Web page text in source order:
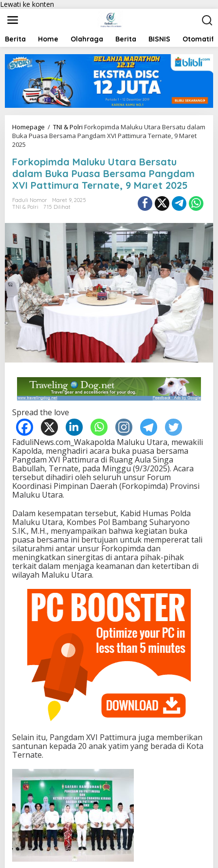
Lewati ke konten
Berita Home Olahraga Berita BISNIS Otomatif
Homepage / TNI & Polri Forkopimda Maluku Utara Bersatu dalam
Buka Puasa Bersama Pangdam XVI Pattimura Ternate, 9 Maret
2025
Forkopimda Maluku Utara Bersatu
dalam Buka Puasa Bersama Pangdam
XVI Pattimura Ternate, 9 Maret 2025
Faduli Nomor
Maret 9, 2025
TNI & Polri
715 Dilihat
Spread the love
FaduliNews.com_Wakapolda Maluku Utara, mewakili
Kapolda, menghadiri acara buka puasa bersama
Pangdam XVI Pattimura di Ruang Aula Singa
Babullah, Ternate, pada Minggu (9/3/2025). Acara
tersebut dihadiri oleh seluruh unsur Forum
Koordinasi Pimpinan Daerah (Forkopimda) Provinsi
Maluku Utara.
Dalam kesempatan tersebut, Kabid Humas Polda
Maluku Utara, Kombes Pol Bambang Suharyono
S.IK., M.H., menyampaikan bahwa kegiatan buka
puasa bersama ini bertujuan untuk mempererat tali
silaturahmi antar unsur Forkopimda dan
meningkatkan sinergitas di antara pihak-pihak
terkait dalam menjaga keamanan dan ketertiban di
wilayah Maluku Utara.
Selain itu, Pangdam XVI Pattimura juga memberikan
santunan kepada 20 anak yatim yang berada di Kota
Ternate.